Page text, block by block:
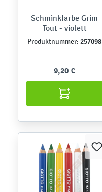
Schminkfarbe Grim
Tout - violett
Produktnummer: 257098
9,20 €